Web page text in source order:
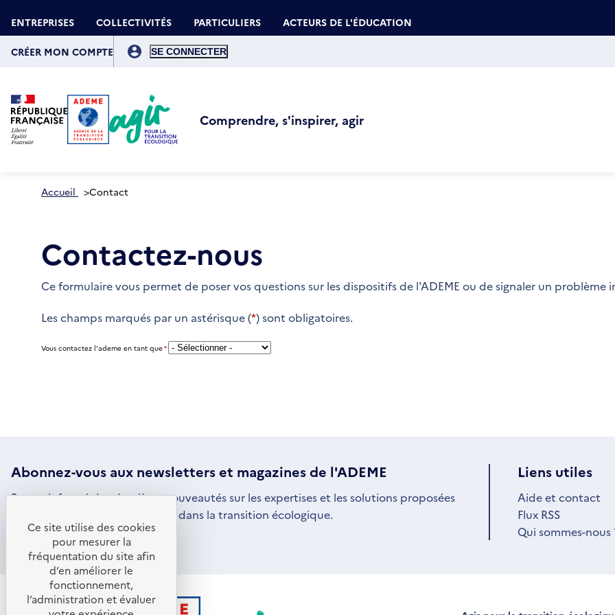
au
contenu
principal
ENTREPRISES COLLECTIVITÉS PARTICULIERS ACTEURS DE L'ÉDUCATION
compte
CRÉER MON COMPTE
Comprendre, s'inspirer, agir
Accueil >Contact
Contactez-nous
Ce formulaire vous permet de poser vos questions sur les dispositifs de l'ADEME ou de signaler un problème
Les champs marqués par un astérisque (*) sont obligatoires.
Vous contactez l’ademe en tant que*
Abonnez-vous aux newsletterset magazines de l'ADEME
Restez informé des dernières nouveautés sur les expertises et les solutions proposées
par l'ADEME pour vous engager dans la transition écologique.
S'ABONNER
S'OUVRE
DANS
UNE
NOUVELLE
FENÊTRE
Liens utiles
Aide et contact
Flux RSS
Qui sommes-nous
Ce site utilise des cookies
pour mesurer la
fréquentation du site afin
d’en améliorer le
fonctionnement,
l’administration et évaluer